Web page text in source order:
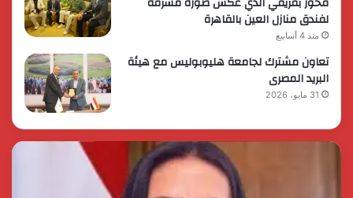
لفندق منازل العين بالقاهرة
منذ 4 أسابيع
تعاون مشترك لجامعة هليوبوليس مع هيئة
البريد المصرى
31 مايو، 2026
رئيس